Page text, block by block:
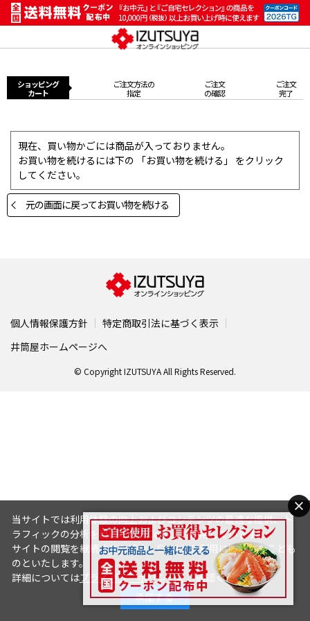
ショッピング
カート
ご注文方法の
指定
ご注文
の確認
ご注文
完了
現在、買い物かごには商品が入っておりません。
お買い物を続けるには下の 「お買い物を続ける」 をクリック
してください。
元の画面に戻ってお買い物を続ける
個人情報保護方針
特定商取引法に基づく表示
井筒屋ホームページへ
© Copyright IZUTSUYA All Rights Reserved.
当サイトでは利用体験の向上およびコンテンツの最適な提供、ト
ラフィックの分析を目的としてCookieを使用しています。
サイトの閲覧を継続された場合、Cookieの利用に同意したことも
のといたします。
詳細についてはプライバシーポリシーをご確認ください。
承諾する